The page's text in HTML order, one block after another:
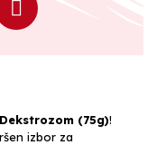
(75g)!
izbor za